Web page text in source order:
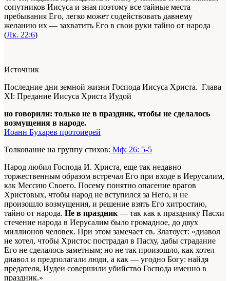
сопутников Иисуса и зная поэтому все тайные места
пребывания Его, легко может содействовать давнему
желанию их — захватить Его в свои руки тайно от народа
(Лк. 22:6)
Источник
Последние дни земной жизни Господа Иисуса Христа. Глава
XI: Предание Иисуса Христа Иудой
но говорили: только не в праздник, чтобы не сделалось
возмущения в народе.
Иоанн Бухарев протоиерей
Толкование на группу стихов: Мф: 26: 5-5
Народ любил Господа И. Христа, еще так недавно
торжественным образом встречал Его при входе в Иерусалим,
как Мессию Своего. Посему понятно опасение врагов
Христовых, чтобы народ не вступился за Него, и не
произошло возмущения, и решение взять Его хитростию,
тайно от народа. Не в праздник — так как к празднику Пасхи
стечение народа в Иерусалим было громадное, до двух
миллионов человек. При этом замечает св. Златоуст: «диавол
не хотел, чтобы Христос пострадал в Пасху, дабы страдание
Его не сделалось заметным; но не так произошло, как хотел
диавол и предполагали люди, а как — угодно Богу: найдя
предателя, Иудеи совершили убийство Господа именно в
праздник.»